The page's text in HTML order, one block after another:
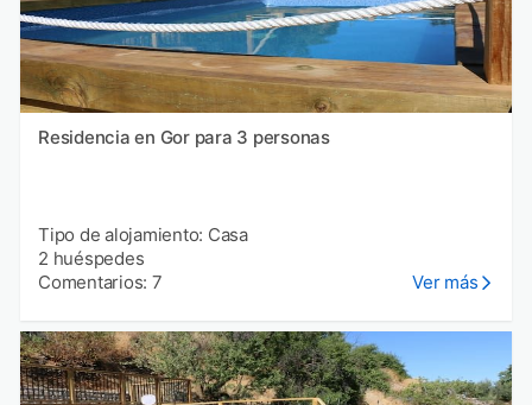
Residencia en Gor para 3 personas
Tipo de alojamiento: Casa
2 huéspedes
Comentarios: 7
Ver más